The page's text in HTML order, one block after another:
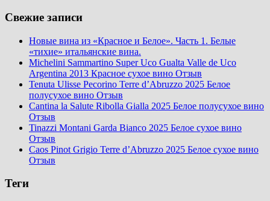
Свежие записи
Новые вина из «Красное и Белое». Часть 1. Белые
«тихие» итальянские вина.
Michelini Sammartino Super Uco Gualta Valle de Uco
Argentina 2013 Красное сухое вино Отзыв
Tenuta Ulisse Pecorino Terre d’Abruzzo 2025 Белое
полусухое вино Отзыв
Cantina la Salute Ribolla Gialla 2025 Белое полусухое вино
Отзыв
Tinazzi Montani Garda Bianco 2025 Белое сухое вино
Отзыв
Caos Pinot Grigio Terre d’Abruzzo 2025 Белое сухое вино
Отзыв
Теги